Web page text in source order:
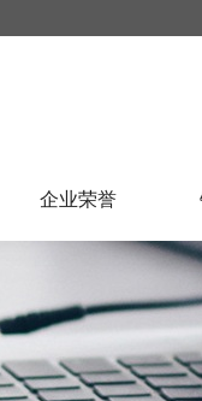
企业荣誉